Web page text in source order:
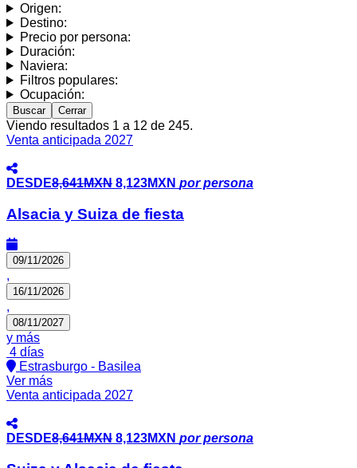
Origen:
Destino:
Precio por persona:
Duración:
Naviera:
Filtros populares:
Ocupación:
Buscar Cerrar
Viendo resultados 1 a 12 de 245.
Venta anticipada 2027
DESDE8,641MXN 8,123MXN por persona
Alsacia y Suiza de fiesta
09/11/2026
,
16/11/2026
,
08/11/2027
y más
4 días
Estrasburgo - Basilea
Ver más
Venta anticipada 2027
DESDE8,641MXN 8,123MXN por persona